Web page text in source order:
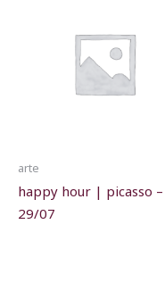
arte
happy hour | picasso –
29/07